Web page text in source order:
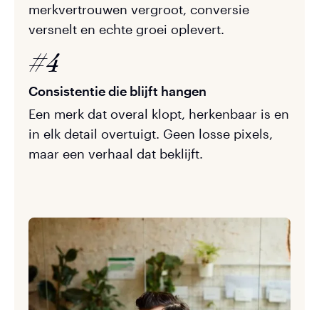
merkvertrouwen vergroot, conversie
versnelt en echte groei oplevert.
#4
Consistentie die blijft hangen
Een merk dat overal klopt, herkenbaar is en
in elk detail overtuigt. Geen losse pixels,
maar een verhaal dat beklijft.